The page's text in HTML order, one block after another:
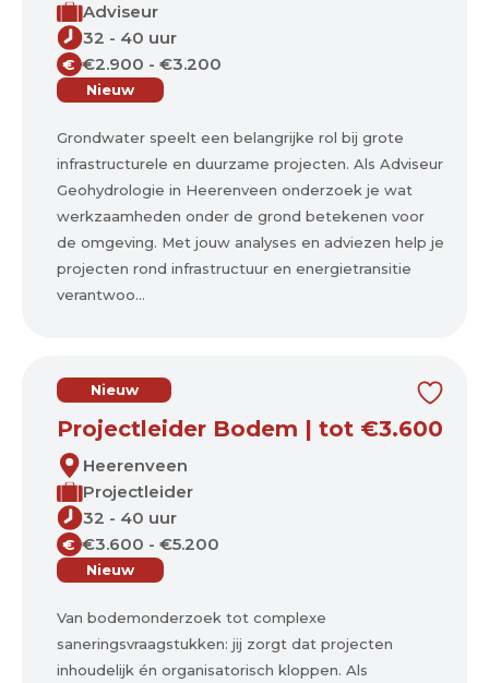
Adviseur
32 - 40 uur
€ €2.900 - €3.200
Nieuw
Grondwater speelt een belangrijke rol bij grote
infrastructurele en duurzame projecten. Als Adviseur
Geohydrologie in Heerenveen onderzoek je wat
werkzaamheden onder de grond betekenen voor
de omgeving. Met jouw analyses en adviezen help je
projecten rond infrastructuur en energietransitie
verantwoo...
Nieuw
Projectleider Bodem | tot €3.600
Heerenveen
Projectleider
32 - 40 uur
€ €3.600 - €5.200
Nieuw
Van bodemonderzoek tot complexe
saneringsvraagstukken: jij zorgt dat projecten
inhoudelijk én organisatorisch kloppen. Als